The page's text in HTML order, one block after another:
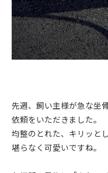
先週、飼い主様が急な坐
依頼をいただきました。
均整のとれた、キリッと
堪らなく可愛いですね。